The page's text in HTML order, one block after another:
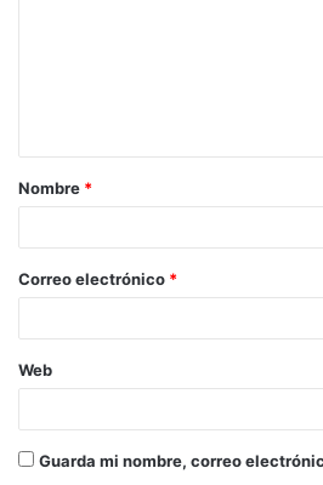
Nombre *
Correo electrónico *
Web
Guarda mi nombre, correo